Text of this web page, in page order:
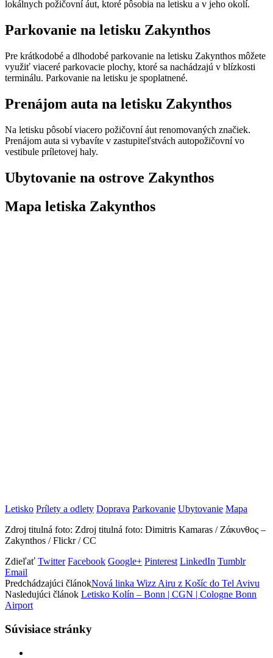
lokálnych požičovní áut, ktoré pôsobia na letisku a v jeho okolí.
Parkovanie na letisku Zakynthos
Pre krátkodobé a dlhodobé parkovanie na letisku Zakynthos môžete
využiť viaceré parkovacie plochy, ktoré sa nachádzajú v blízkosti
terminálu. Parkovanie na letisku je spoplatnené.
Prenájom auta na letisku Zakynthos
Na letisku pôsobí viacero požičovní áut renomovaných značiek.
Prenájom auta si vybavíte v zastupiteľstvách autopožičovní vo
vestibule príletovej haly.
Ubytovanie na ostrove Zakynthos
Mapa letiska Zakynthos
Letisko Prílety a odlety Doprava Parkovanie Ubytovanie Mapa
Zdroj titulná foto: Zdroj titulná foto: Dimitris Kamaras / Ζάκυνθος –
Zakynthos / Flickr / CC
Zdieľať Twitter Facebook Google+ Pinterest LinkedIn Tumblr
Email
Predchádzajúci článokNová linka Wizz Airu z Košíc do Tel Avivu
Nasledujúci článok Letisko Kolín – Bonn | CGN | Cologne Bonn
Airport
Súvisiace stránky